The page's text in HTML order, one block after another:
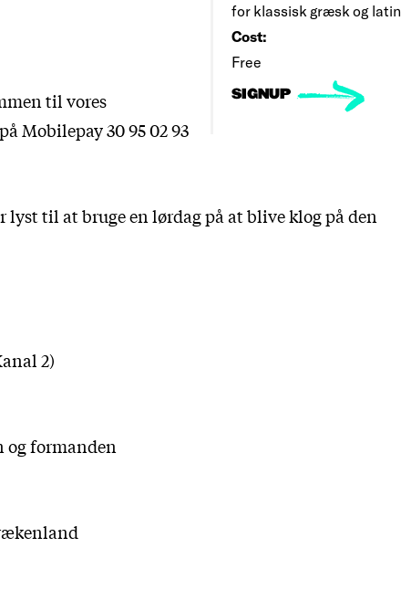
for klassisk græsk og latin
Cost:
Free
SIGNUP
til vores
Mobilepay 30 95 02 93
lyst til at bruge en lørdag på at blive klog på den
2)
og formanden